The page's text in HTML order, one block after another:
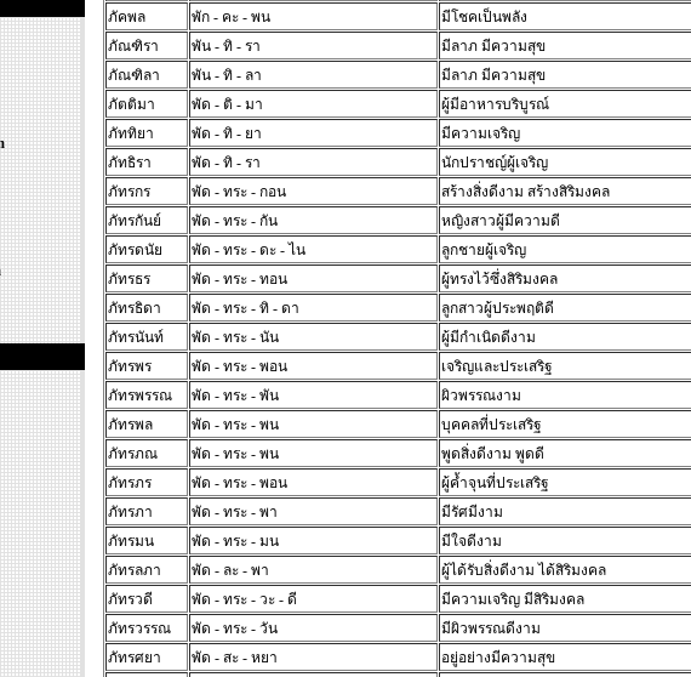
ภัคพล
พัก - คะ - พน
มีโชคเป็นพลัง
ภัณฑิรา
พัน - ทิ - รา
มีลาภ มีความสุข
ภัณฑิลา
พัน - ทิ - ลา
มีลาภ มีความสุข
ภัตติมา
พัด - ติ - มา
ผู้มีอาหารบริบูรณ์
ภัททิยา
พัด - ทิ - ยา
มีความเจริญ
ภัทธิรา
พัด - ทิ - รา
นักปราชญ์ผู้เจริญ
ภัทรกร
พัด - ทระ - กอน
สร้างสิ่งดีงาม สร้างสิริมงคล
ภัทรกันย์
พัด - ทระ - กัน
หญิงสาวผู้มีความดี
ภัทรดนัย
พัด - ทระ - ดะ - ไน
ลูกชายผู้เจริญ
ภัทรธร
พัด - ทระ - ทอน
ผู้ทรงไว้ซึ่งสิริมงคล
ภัทรธิดา
พัด - ทระ - ทิ - ดา
ลูกสาวผู้ประพฤติดี
ภัทรนันท์
พัด - ทระ - นัน
ผู้มีกำเนิดดีงาม
ภัทรพร
พัด - ทระ - พอน
เจริญและประเสริฐ
ภัทรพรรณ
พัด - ทระ - พัน
ผิวพรรณงาม
ภัทรพล
พัด - ทระ - พน
บุคคลที่ประเสริฐ
ภัทรภณ
พัด - ทระ - พน
พูดสิ่งดีงาม พูดดี
ภัทรภร
พัด - ทระ - พอน
ผู้ค้ำจุนที่ประเสริฐ
ภัทรภา
พัด - ทระ - พา
มีรัศมีงาม
ภัทรมน
พัด - ทระ - มน
มีใจดีงาม
ภัทรลภา
พัด - ละ - พา
ผู้ได้รับสิ่งดีงาม ได้สิริมงคล
ภัทรวดี
พัด - ทระ - วะ - ดี
มีความเจริญ มีสิริมงคล
ภัทรวรรณ
พัด - ทระ - วัน
มีผิวพรรณดีงาม
ภัทรศยา
พัด - สะ - หยา
อยู่อย่างมีความสุข